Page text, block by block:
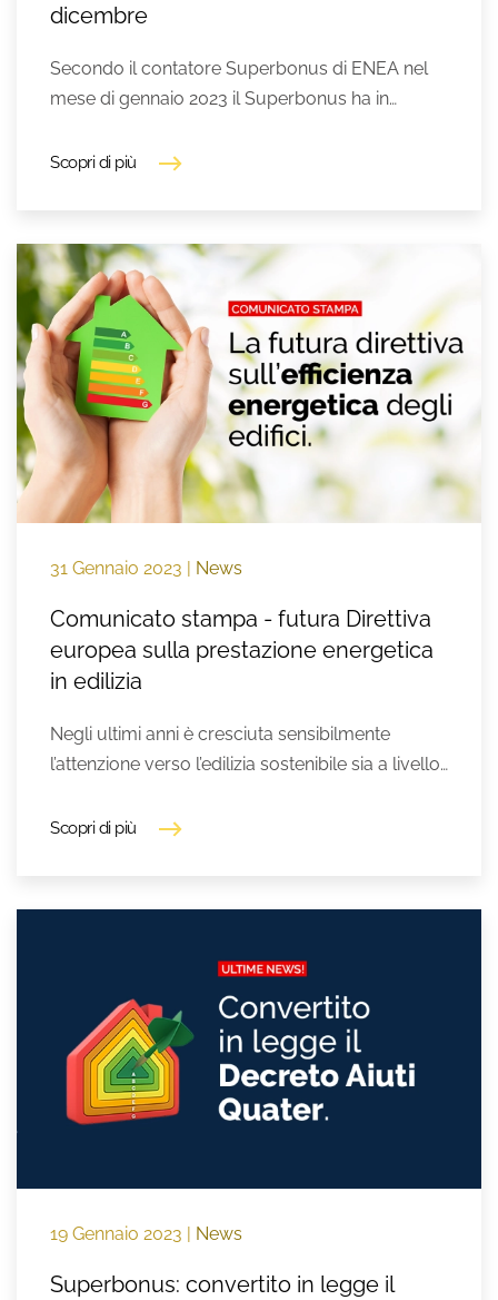
dicembre
Secondo il contatore Superbonus di ENEA nel
mese di gennaio 2023 il Superbonus ha in…
Scopri di più
31 Gennaio 2023 | News
Comunicato stampa - futura Direttiva
europea sulla prestazione energetica
in edilizia
Negli ultimi anni è cresciuta sensibilmente
l’attenzione verso l’edilizia sostenibile sia a livello…
Scopri di più
19 Gennaio 2023 News
Superbonus: convertito in legge il